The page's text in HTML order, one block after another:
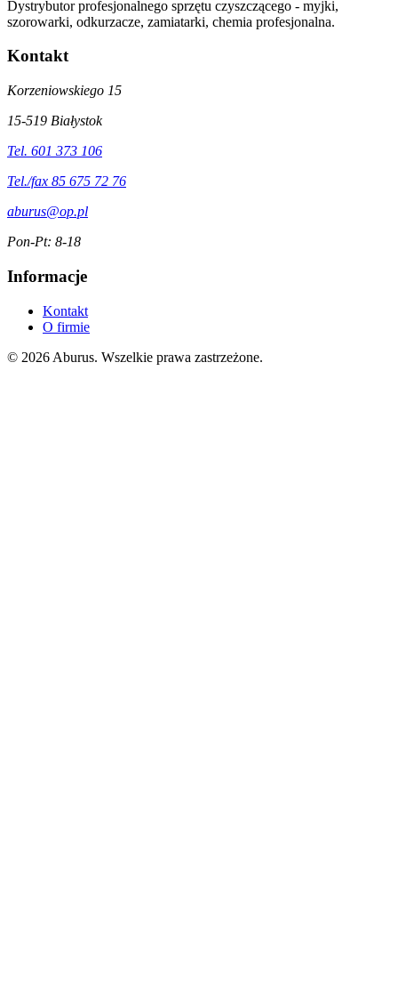
Dystrybutor profesjonalnego sprzętu czyszczącego - myjki,
szorowarki, odkurzacze, zamiatarki, chemia profesjonalna.
Kontakt
Korzeniowskiego 15
15-519 Białystok
Tel. 601 373 106
Tel./fax 85 675 72 76
aburus@op.pl
Pon-Pt: 8-18
Informacje
Kontakt
O firmie
© 2026 Aburus. Wszelkie prawa zastrzeżone.